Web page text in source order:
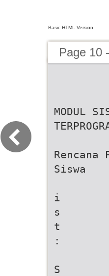
Basic HTML Version
Page 10
MODUL
Rencana
Siswa
i
s
t
:
S